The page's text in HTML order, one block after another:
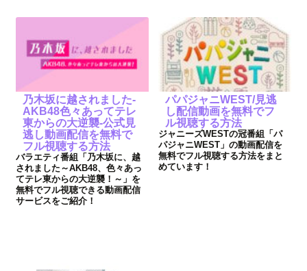
乃木坂に越されました-
AKB48色々あってテレ
東からの大逆襲-公式見
逃し動画配信を無料で
フル視聴する方法
バラエティ番組「乃木坂に、越
されました～AKB48、色々あっ
てテレ東からの大逆襲！～」を
無料でフル視聴できる動画配信
サービスをご紹介！
パパジャニWEST/見逃
し配信動画を無料でフ
ル視聴する方法
ジャニーズWESTの冠番組「パ
パジャニWEST」の動画配信を
無料でフル視聴する方法をまと
めています！